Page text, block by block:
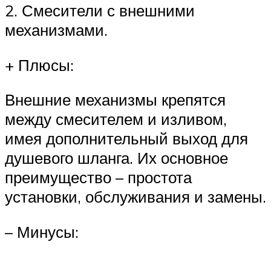
2. Смесители с внешними
механизмами.
+ Плюсы:
Внешние механизмы крепятся
между смесителем и изливом,
имея дополнительный выход для
душевого шланга. Их основное
преимущество – простота
установки, обслуживания и замены.
– Минусы: